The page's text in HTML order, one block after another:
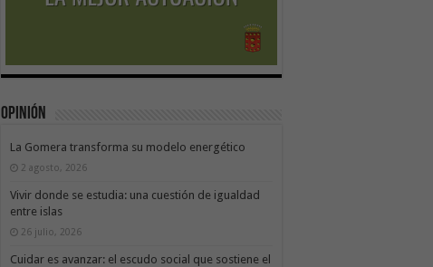
Opinión
La Gomera transforma su modelo energético
2 agosto, 2026
Vivir donde se estudia: una cuestión de igualdad
entre islas
26 julio, 2026
Cuidar es avanzar: el escudo social que sostiene el